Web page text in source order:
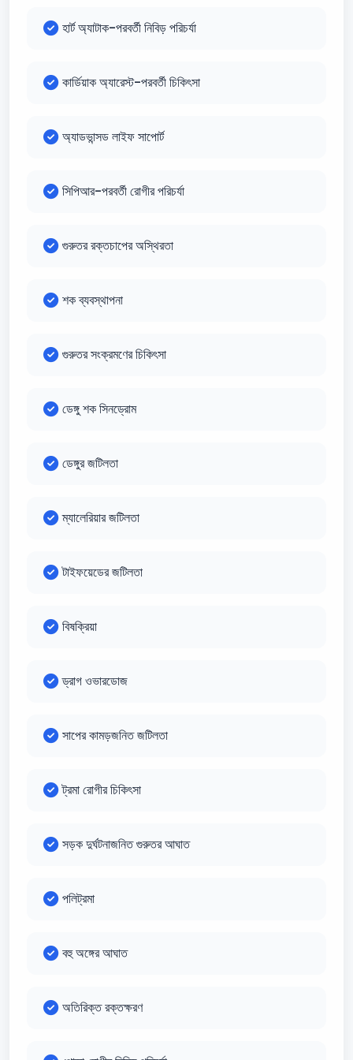
হার্ট অ্যাটাক-পরবর্তী নিবিড় পরিচর্যা
কার্ডিয়াক অ্যারেস্ট-পরবর্তী চিকিৎসা
অ্যাডভান্সড লাইফ সাপোর্ট
সিপিআর-পরবর্তী রোগীর পরিচর্যা
গুরুতর রক্তচাপের অস্থিরতা
শক ব্যবস্থাপনা
গুরুতর সংক্রমণের চিকিৎসা
ডেঙ্গু শক সিনড্রোম
ডেঙ্গুর জটিলতা
ম্যালেরিয়ার জটিলতা
টাইফয়েডের জটিলতা
বিষক্রিয়া
ড্রাগ ওভারডোজ
সাপের কামড়জনিত জটিলতা
ট্রমা রোগীর চিকিৎসা
সড়ক দুর্ঘটনাজনিত গুরুতর আঘাত
পলিট্রমা
বহু অঙ্গের আঘাত
অতিরিক্ত রক্তক্ষরণ